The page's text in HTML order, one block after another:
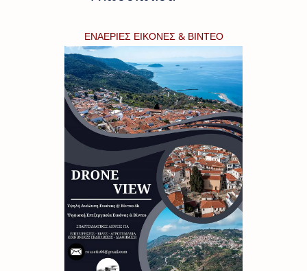
ΕΝΑΕΡΙΕΣ ΕΙΚΟΝΕΣ & ΒΙΝΤΕΟ